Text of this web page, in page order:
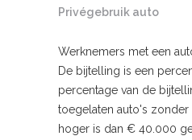
Privégebruik auto
Werknemers met een
De bijtelling is een
percentage van de
toegelaten auto's
hoger is dan € 40.000